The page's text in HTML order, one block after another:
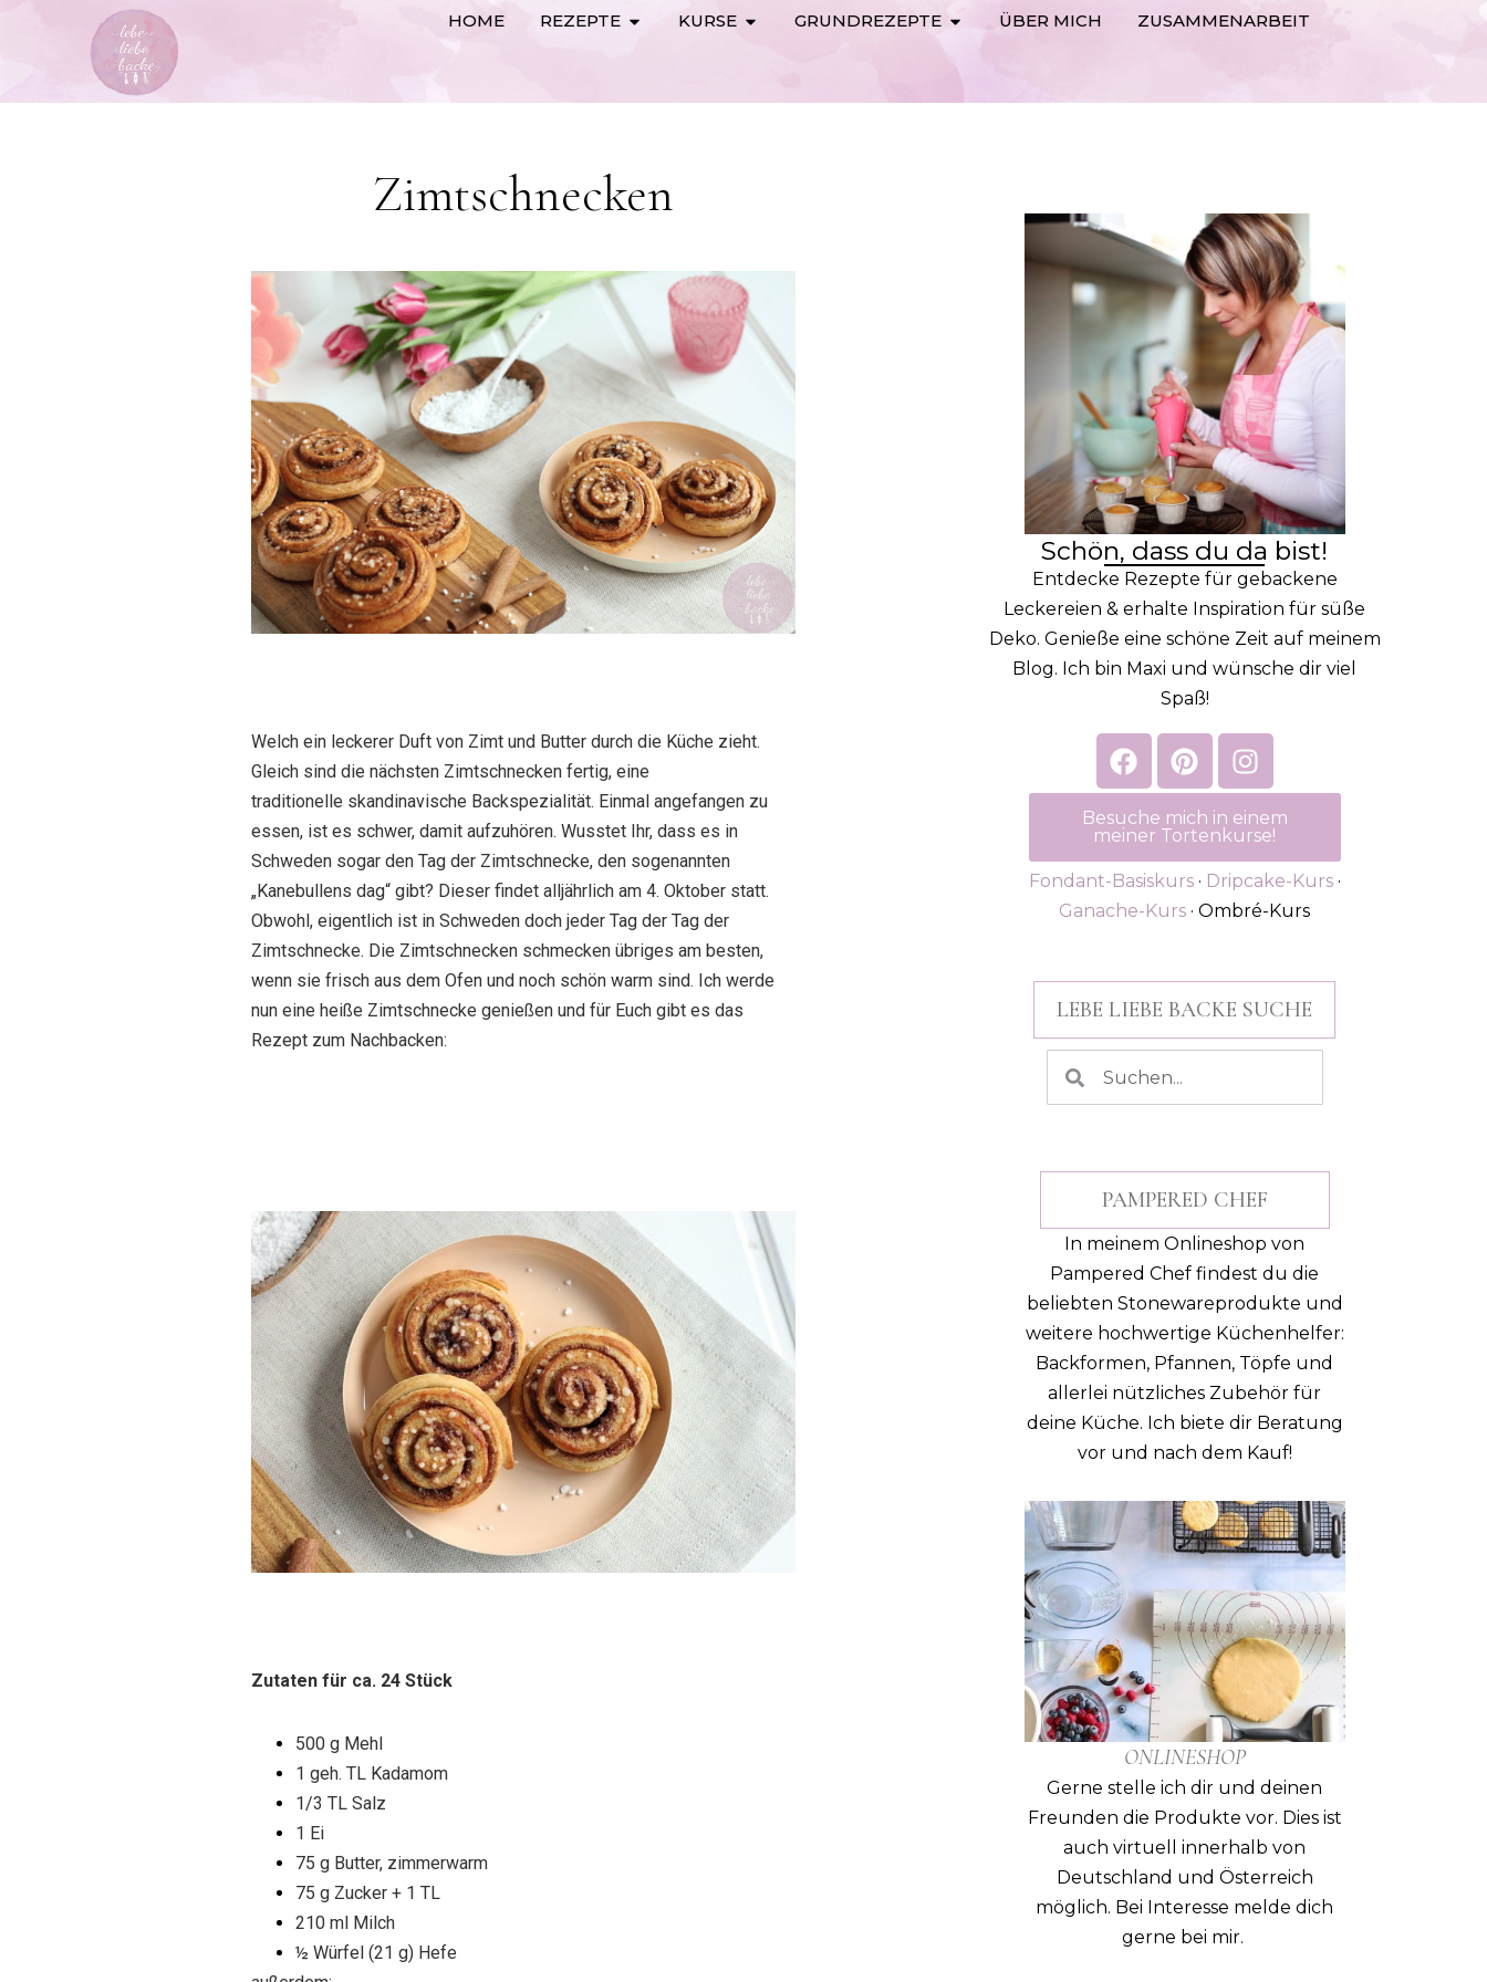
HOME REZEPTE KURSE GRUNDREZEPTE ÜBER MICH ZUSAMMENARBEIT
Zimtschnecken
Welch ein leckerer Duft von Zimt und Butter durch die Küche zieht.
Gleich sind die nächsten Zimtschnecken fertig, eine
traditionelle skandinavische Backspezialität. Einmal angefangen zu
essen, ist es schwer, damit aufzuhören. Wusstet Ihr, dass es in
Schweden sogar den Tag der Zimtschnecke, den sogenannten
„Kanebullens dag“ gibt? Dieser findet alljährlich am 4. Oktober statt.
Obwohl, eigentlich ist in Schweden doch jeder Tag der Tag der
Zimtschnecke. Die Zimtschnecken schmecken übriges am besten,
wenn sie frisch aus dem Ofen und noch schön warm sind. Ich werde
nun eine heiße Zimtschnecke genießen und für Euch gibt es das
Rezept zum Nachbacken:
Zutaten für ca. 24 Stück
500 g Mehl
1 geh. TL Kadamom
1/3 TL Salz
1 Ei
75 g Butter, zimmerwarm
75 g Zucker + 1 TL
210 ml Milch
½ Würfel (21 g) Hefe
Schön, dass du da bist!
Entdecke Rezepte für gebackene
Leckereien & erhalte Inspiration für süße
Deko. Genieße eine schöne Zeit auf meinem
Blog. Ich bin Maxi und wünsche dir viel
Spaß!
Besuche mich in einem
meiner Tortenkurse!
Fondant-Basiskurs· Dripcake-Kurs·
Ganache-Kurs · Ombré-Kurs
LEBE LIEBE BACKE SUCHE
PAMPERED CHEF
In meinem Onlineshop von
Pampered Chef findest du die
beliebten Stonewareprodukte und
weitere hochwertige Küchenhelfer:
Backformen, Pfannen, Töpfe und
allerlei nützliches Zubehör für
deine Küche. Ich biete dir Beratung
vor und nach dem Kauf!
ONLINESHOP
Gerne stelle ich dir und deinen
Freunden die Produkte vor. Dies ist
auch virtuell innerhalb von
Deutschland und Österreich
möglich. Bei Interesse melde dich
gerne bei mir.